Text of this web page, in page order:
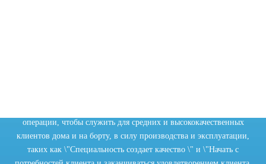
Трехвалковая гибочная машина с гидравлическим профилем
Верхние и нижние ролики гидравлически управляются, и
постоянно изменяющуюся управление скоростью (необходимость
выбора электрической гидравлической сервоприводы).
операции, чтобы служить для средних и высококачественных
клиентов дома и на борту, в силу производства и эксплуатации,
таких как \"Специальность создает качество \" и \"Начать с